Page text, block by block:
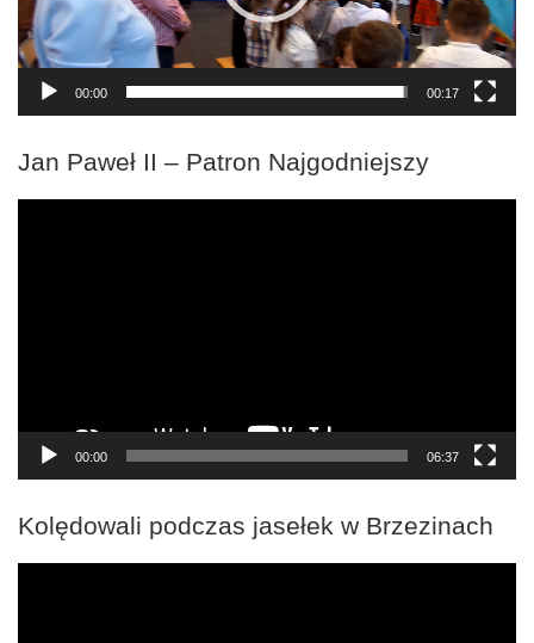
00:00 00:17
Jan Paweł II – Patron Najgodniejszy
00:00 06:37
Kolędowali podczas jasełek w Brzezinach